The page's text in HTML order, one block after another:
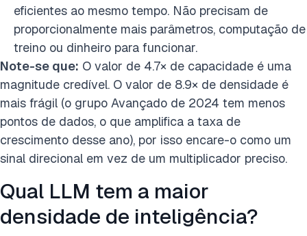
eficientes ao mesmo tempo. Não precisam de
proporcionalmente mais parâmetros, computação de
treino ou dinheiro para funcionar.
Note-se que: O valor de 4.7× de capacidade é uma
magnitude credível. O valor de 8.9× de densidade é
mais frágil (o grupo Avançado de 2024 tem menos
pontos de dados, o que amplifica a taxa de
crescimento desse ano), por isso encare-o como um
sinal direcional em vez de um multiplicador preciso.
Qual LLM tem a maior
densidade de inteligência?